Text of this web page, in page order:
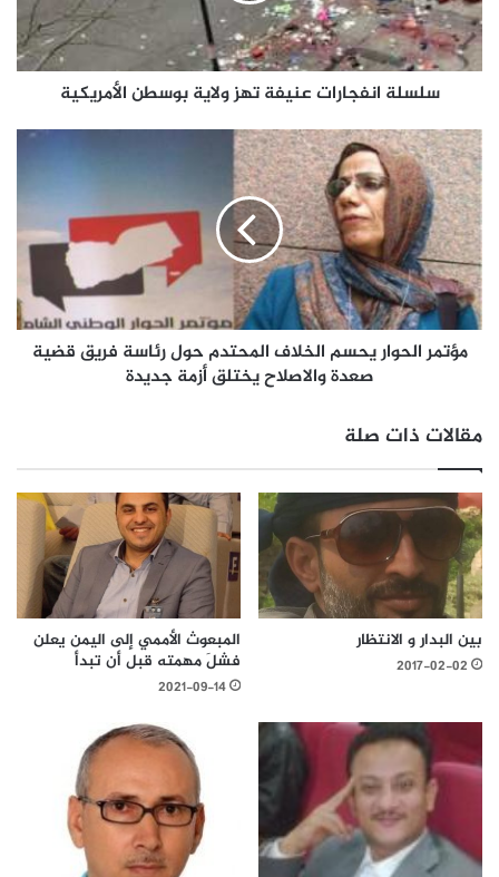
سلسلة انفجارات عنيفة تهز ولاية بوسطن الأمريكية
مؤتمر الحوار يحسم الخلاف المحتدم حول رئاسة فريق قضية
صعدة والاصلاح يختلق أزمة جديدة
مقالات ذات صلة
بين البدار و الانتظار
2017-02-02
المبعوث الأممي إلى اليمن يعلن
فشلَ مهمته قبل أن تبدأ
2021-09-14